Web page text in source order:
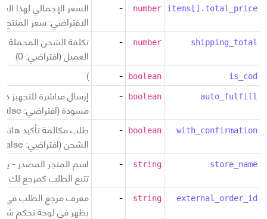
items[].total_price
number
-
السعر الإجمالي لهذا
الافتراضي: سعر المنتج
shipping_total
number
-
تكلفة الشحن المحملة
العميل (افتراضي: 0)
is_cod
boolean
-
)
auto_fulfill
boolean
-
إرسال مباشرة للتجهيز
مسودة (افتراضي: false)
with_confirmation
boolean
-
طلب مكالمة تأكيد
الشحن (افتراضي: false)
store_name
string
-
اسم المتجر المصدر -
تتبع الطلب كمرجع لك
external_order_id
string
-
معرف مرجع الطلب في
يظهر في لوحة تحكم